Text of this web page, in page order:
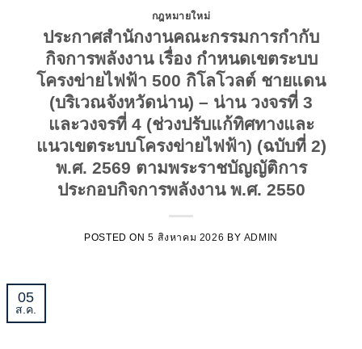
กฎหมายใหม่
ประกาศสำนักงานคณะกรรมการกำกับ
กิจการพลังงาน เรื่อง กำหนดเขตระบบ
โครงข่ายไฟฟ้า 500 กิโลโวลต์ ชายแดน
(บริเวณจังหวัดน่าน) – น่าน วงจรที่ 3
และวงจรที่ 4 (ช่วงปรับแก้ทิศทางและ
แนวเขตระบบโครงข่ายไฟฟ้า) (ฉบับที่ 2)
พ.ศ. 2569 ตามพระราชบัญญัติการ
ประกอบกิจการพลังงาน พ.ศ. 2550
POSTED ON5 สิงหาคม 2026 BY ADMIN
05
ส.ค.